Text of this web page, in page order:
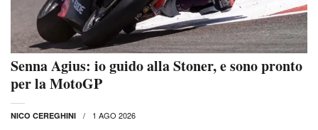
Senna Agius: io guido alla Stoner, e sono pronto
per la MotoGP
NICO CEREGHINI 1 AGO 2026